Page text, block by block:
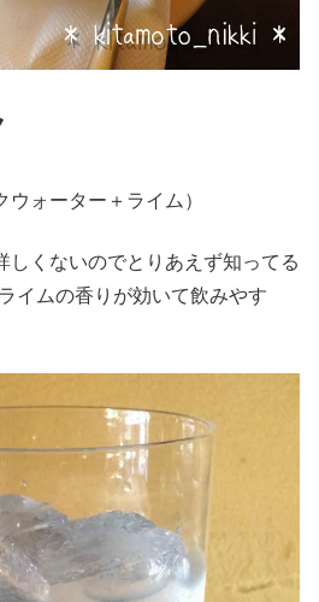
ウォーター＋ライム）
しくないのでとりあえず知ってる
イムの香りが効いて飲みやす